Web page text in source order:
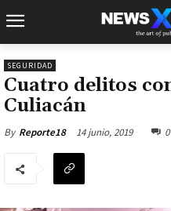
SEGURIDAD
Cuatro delitos
Culiacán
By Reporte18 14 junio, 2019 0